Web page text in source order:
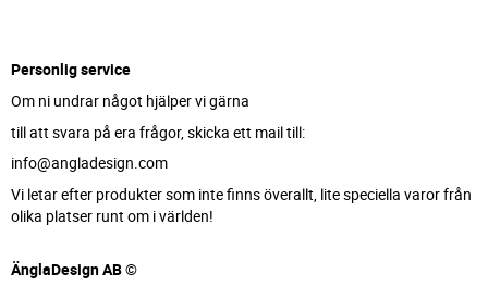
Personlig service
Om ni undrar något hjälper vi gärna
till att svara på era frågor, skicka ett mail till:
info@angladesign.com
Vi letar efter produkter som inte finns överallt, lite speciella varor från
olika platser runt om i världen!
ÄnglaDesign AB ©